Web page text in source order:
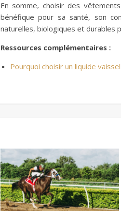
En somme, choisir des
bénéfique pour sa santé, son
naturelles, biologiques et durables
Ressources complémentaires :
Pourquoi choisir un liquide